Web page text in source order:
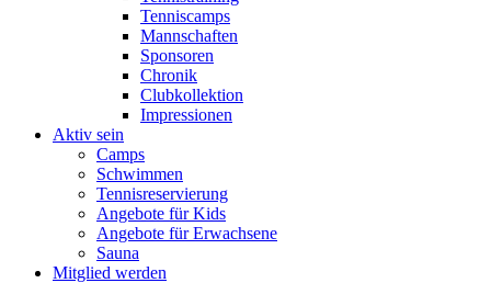
Tenniscamps
Mannschaften
Sponsoren
Chronik
Clubkollektion
Impressionen
Aktiv sein
Camps
Schwimmen
Tennisreservierung
Angebote für Kids
Angebote für Erwachsene
Sauna
Mitglied werden